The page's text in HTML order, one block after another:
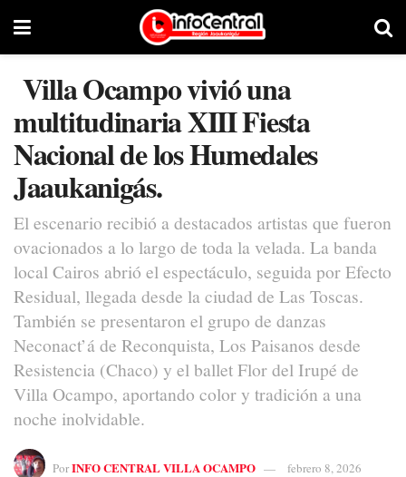
Villa Ocampo vivió una
multitudinaria XIII Fiesta
Nacional de los Humedales
Jaaukanigás.
El escenario recibió a destacados artistas que fueron
ovacionados a lo largo de toda la velada. La banda
local Cairos abrió el espectáculo, seguida por Efecto
Residual, llegada desde la ciudad de Las Toscas.
También se presentaron el grupo de danzas
Neconact’á de Reconquista, Los Paisanos desde
Resistencia (Chaco) y el ballet Flor del Irupé de
Villa Ocampo, aportando color y tradición a una
noche inolvidable.
PorINFO CENTRAL VILLA OCAMPO febrero 8, 2026